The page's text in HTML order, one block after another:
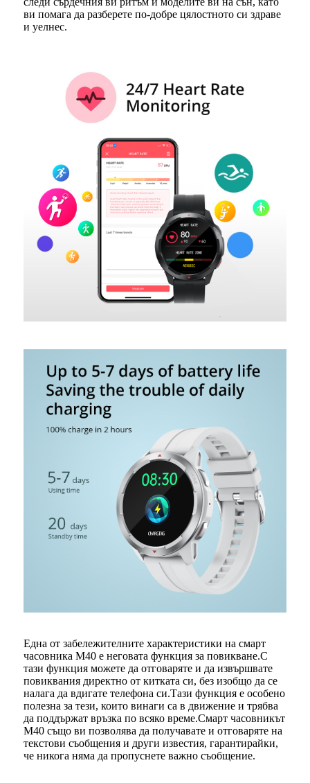
ви помага да разберете по-добре цялостното си здраве
и уелнес.
Една от забележителните характеристики на смарт
часовника M40 е неговата функция за повикване.С
тази функция можете да отговаряте и да извършвате
повиквания директно от китката си, без изобщо да се
налага да вдигате телефона си.Тази функция е особено
полезна за тези, които винаги са в движение и трябва
да поддържат връзка по всяко време.Смарт часовникът
M40 също ви позволява да получавате и отговаряте на
текстови съобщения и други известия, гарантирайки,
че никога няма да пропуснете важно съобщение.